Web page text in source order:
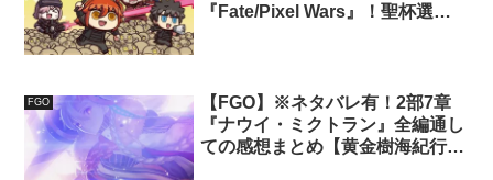
『Fate/Pixel Wars』！聖杯選挙
FGO
【FGO】※ネタバレ有！2部7章
『ナウイ・ミクトラン』全編通し
ての感想まとめ【黄金樹海紀行ナ